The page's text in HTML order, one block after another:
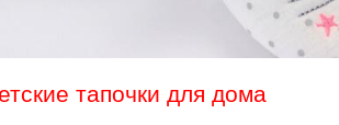
тапочки для дома